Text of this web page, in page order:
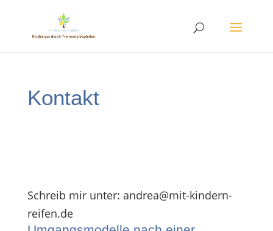
Kontakt
Schreib mir unter: andrea@mit-kindern-
reifen.de